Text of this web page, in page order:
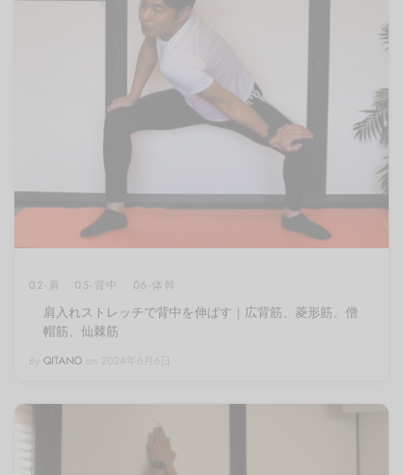
02-肩 05-背中 06-体幹
肩入れストレッチで背中を伸ばす｜広背筋、菱形筋、僧
帽筋、仙棘筋
QITANO